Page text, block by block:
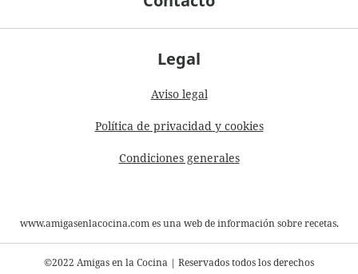
Legal
Aviso legal
Política de privacidad y cookies
Condiciones generales
www.amigasenlacocina.com es una web de información sobre recetas.
©2022 Amigas en la Cocina | Reservados todos los derechos